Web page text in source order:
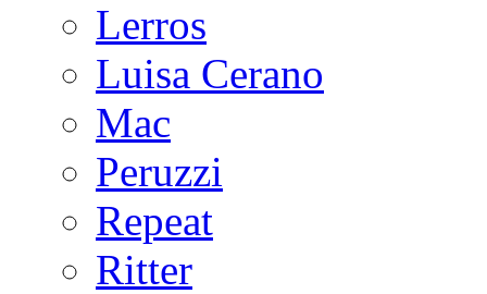
Lerros
Luisa Cerano
Mac
Peruzzi
Repeat
Ritter